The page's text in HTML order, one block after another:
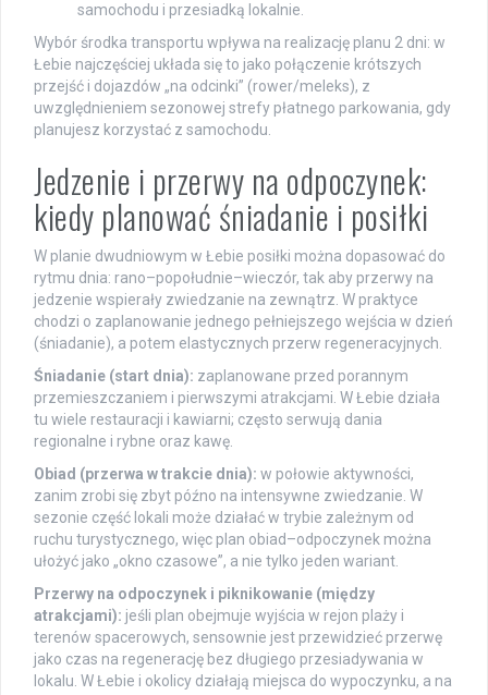
samochodu i przesiadką lokalnie.
Wybór środka transportu wpływa na realizację planu 2 dni: w
Łebie najczęściej układa się to jako połączenie krótszych
przejść i dojazdów „na odcinki” (rower/meleks), z
uwzględnieniem sezonowej strefy płatnego parkowania, gdy
planujesz korzystać z samochodu.
Jedzenie i przerwy na odpoczynek:
kiedy planować śniadanie i posiłki
W planie dwudniowym w Łebie posiłki można dopasować do
rytmu dnia: rano–popołudnie–wieczór, tak aby przerwy na
jedzenie wspierały zwiedzanie na zewnątrz. W praktyce
chodzi o zaplanowanie jednego pełniejszego wejścia w dzień
(śniadanie), a potem elastycznych przerw regeneracyjnych.
Śniadanie (start dnia): zaplanowane przed porannym
przemieszczaniem i pierwszymi atrakcjami. W Łebie działa
tu wiele restauracji i kawiarni; często serwują dania
regionalne i rybne oraz kawę.
Obiad (przerwa w trakcie dnia): w połowie aktywności,
zanim zrobi się zbyt późno na intensywne zwiedzanie. W
sezonie część lokali może działać w trybie zależnym od
ruchu turystycznego, więc plan obiad–odpoczynek można
ułożyć jako „okno czasowe”, a nie tylko jeden wariant.
Przerwy na odpoczynek i piknikowanie (między
atrakcjami): jeśli plan obejmuje wyjścia w rejon plaży i
terenów spacerowych, sensownie jest przewidzieć przerwę
jako czas na regenerację bez długiego przesiadywania w
lokalu. W Łebie i okolicy działają miejsca do wypoczynku, a na